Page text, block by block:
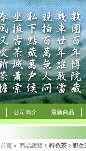
最新商品
公司簡介
首頁 ＞ 商品總覽 > 特色茶 > 野生